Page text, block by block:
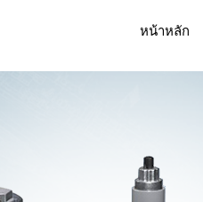
หน้าหลัก